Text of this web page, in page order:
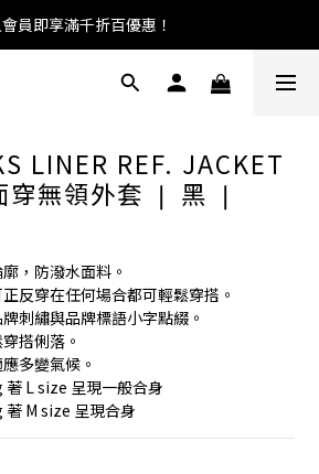
員即享滿千折百優惠！
LINER REF. JACKET
穿無領外套 ❘ 黑 ❘
，防潑水面料。
反穿在任何場合都可輕鬆穿搭。
刺繡與品牌標語小字點綴。
搭俐落。
多變氣候。
L size 呈現一般合身
M size 呈現合身